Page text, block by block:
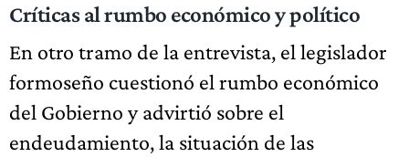
Críticas al rumbo económico y político
En otro tramo de la entrevista, el legislador
formoseño cuestionó el rumbo económico
del Gobierno y advirtió sobre el
endeudamiento, la situación de las